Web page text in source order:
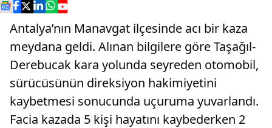
Antalya’nın Manavgat ilçesinde acı bir kaza
meydana geldi. Alınan bilgilere göre Taşağıl-
Derebucak kara yolunda seyreden otomobil,
sürücüsünün direksiyon hakimiyetini
kaybetmesi sonucunda uçuruma yuvarlandı.
Facia kazada 5 kişi hayatını kaybederken 2